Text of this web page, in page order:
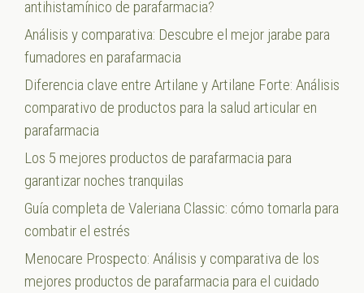
antihistamínico de parafarmacia?
Análisis y comparativa: Descubre el mejor jarabe para
fumadores en parafarmacia
Diferencia clave entre Artilane y Artilane Forte: Análisis
comparativo de productos para la salud articular en
parafarmacia
Los 5 mejores productos de parafarmacia para
garantizar noches tranquilas
Guía completa de Valeriana Classic: cómo tomarla para
combatir el estrés
Menocare Prospecto: Análisis y comparativa de los
mejores productos de parafarmacia para el cuidado